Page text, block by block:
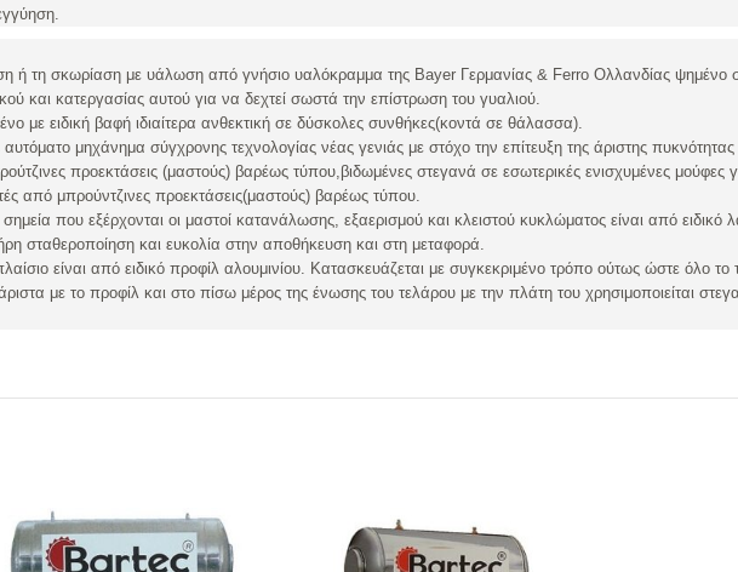
ή τη σκωρίαση με υάλωση από γνήσιο υαλόκραμμα της Bayer Γερμανίας & Ferro Ολλανδίας ψημένο
και κατεργασίας αυτού για να δεχτεί σωστά την επίστρωση του γυαλιού.
με ειδική βαφή ιδιαίτερα ανθεκτική σε δύσκολες συνθήκες(κοντά σε θάλασσα).
μηχάνημα σύγχρονης τεχνολογίας νέας γενιάς με στόχο την επίτευξη της άριστης πυκνότητας
προεκτάσεις (μαστούς) βαρέως τύπου,βιδωμένες στεγανά σε εσωτερικές ενισχυμένες μούφες
από μπρούντζινες προεκτάσεις(μαστούς) βαρέως τύπου.
που εξέρχονται οι μαστοί κατανάλωσης, εξαερισμού και κλειστού κυκλώματος είναι από ειδικό
σταθεροποίηση και ευκολία στην αποθήκευση και στη μεταφορά.
είναι από ειδικό προφίλ αλουμινίου. Κατασκευάζεται με συγκεκριμένο τρόπο ούτως ώστε όλο
με το προφίλ και στο πίσω μέρος της ένωσης του τελάρου με την πλάτη του χρησιμοποιείται